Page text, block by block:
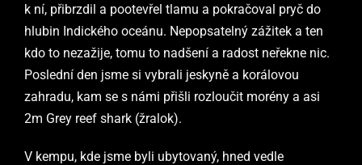
k ní, přibrzdil a pootevřel tlamu a pokračoval pryč do
hlubin Indického oceánu. Nepopsatelný zážitek a ten
kdo to nezažije, tomu to nadšení a radost neřekne nic.
Poslední den jsme si vybrali jeskyně a korálovou
zahradu, kam se s námi přišli rozloučit morény a asi
2m Grey reef shark (žralok).
V kempu, kde jsme byli ubytovaný, hned vedle